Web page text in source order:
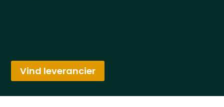
Vind leverancier